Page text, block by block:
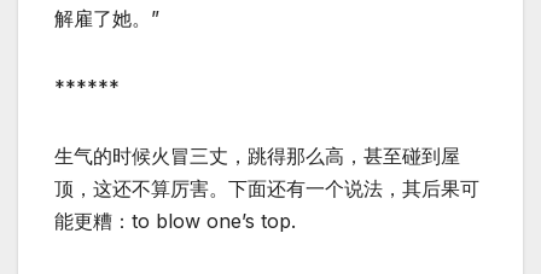
解雇了她。”
******
生气的时候火冒三丈，跳得那么高，甚至碰到屋
顶，这还不算厉害。下面还有一个说法，其后果可
能更糟：to blow one’s top.